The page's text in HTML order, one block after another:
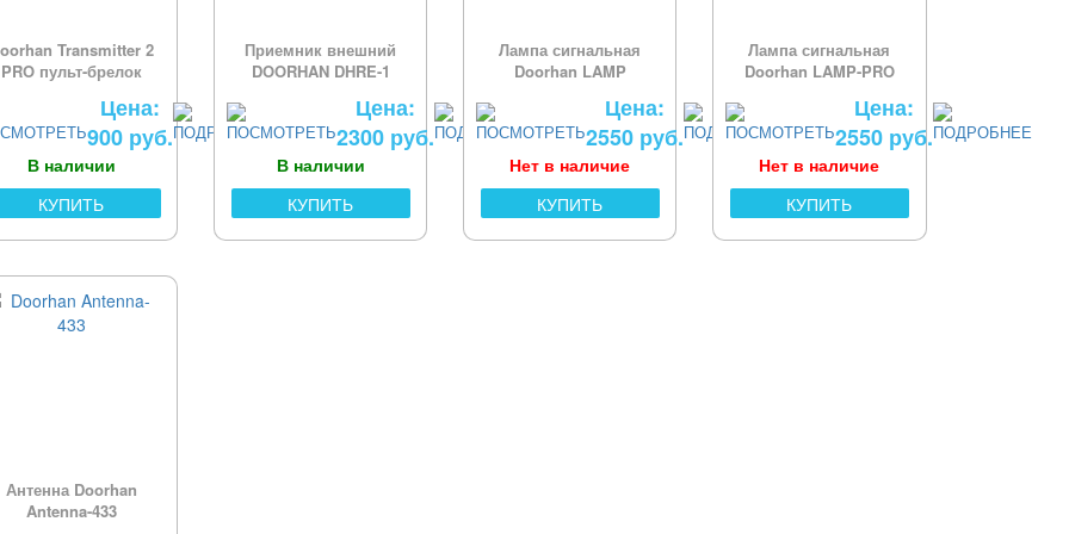
Transmitter 2
PRO пульт-брелок
Цена:
900 руб.
В наличии
КУПИТЬ
Приемник внешний
DOORHAN DHRE-1
Цена:
2300 руб.
В наличии
КУПИТЬ
Лампа сигнальная
Doorhan LAMP
Цена:
2550 руб.
Нет в наличие
КУПИТЬ
Лампа сигнальная
Doorhan LAMP-PRO
Цена:
2550 руб.
Нет в наличие
КУПИТЬ
Антенна Doorhan
Antenna-433